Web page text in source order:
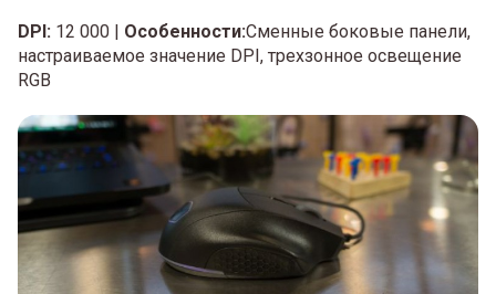
DPI: 12 000 | Особенности:Сменные боковые панели,
настраиваемое значение DPI, трехзонное освещение
RGB